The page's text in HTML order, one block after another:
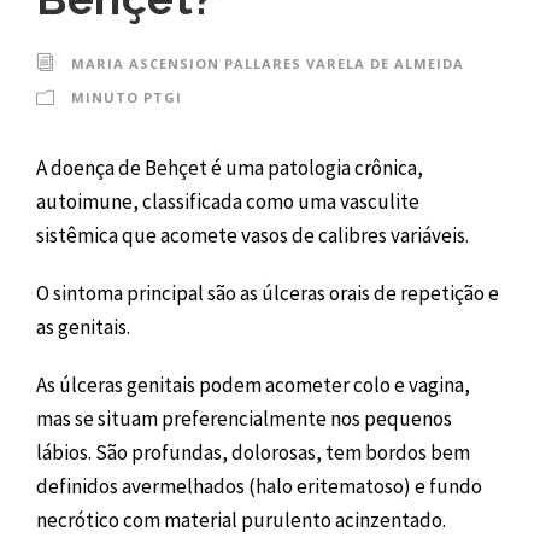
MARIA ASCENSION PALLARES VARELA DE ALMEIDA
MINUTO PTGI
A doença de Behçet é uma patologia crônica,
autoimune, classificada como uma vasculite
sistêmica que acomete vasos de calibres variáveis.
O sintoma principal são as úlceras orais de repetição e
as genitais.
As úlceras genitais podem acometer colo e vagina,
mas se situam preferencialmente nos pequenos
lábios. São profundas, dolorosas, tem bordos bem
definidos avermelhados (halo eritematoso) e fundo
necrótico com material purulento acinzentado.